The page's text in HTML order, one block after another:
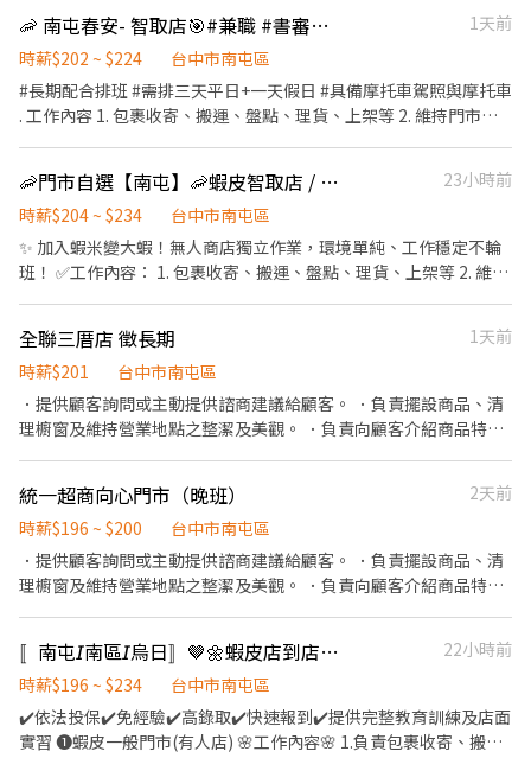
🦐 南屯春安- 智取店🎯#兼職 #書審即上工 #新手友善! - 台中
1天前
時薪$202 ~ $224
台中市南屯區
#長期配合排班 #需排三天平日+一天假日 #具備摩托車駕照與摩托車
. 工作內容 1. 包裹收寄、搬運、盤點、理貨、上架等 2. 維持門市作
(晚班)兼職人員每日工作門店會分在1-3間門市排班 (多數區域為2間
以內) 4. 須配合蝦皮店到店工作內容調整 5. 偶爾須配合鄰近有人店
門市支援 . 班別：免輪班，選擇一個班別應徵。 🟢早班時間：
0700-1100/0730-1130/0800-1200/0830-1230 (早班彈性7:00-
額外津貼，視情況延長) ▶晚班時薪 $224H (內含晚班額外津貼，視
情況延長) ▶發薪日為隔月15號 ▶只能薪轉本人帳戶，無法領現 ▶
提供完整線上或實體教育訓練及實體店面實習考核，皆有計薪 . 教育
訓練(線上上課，有薪水) >>一定要參加 下午場：14:00~17:00、晚
上場：18:00~21:00 ▶時間都有可能會因貨物量多與少做調整 .
🦐門市自選【南屯】🦐蝦皮智取店 / 免經驗、快速報到 💰時薪 204-234
23小時前
時薪$204 ~ $234
台中市南屯區
✨ 加入蝦米變大蝦！無人商店獨立作業，環境單純、工作穩定不輪
班！ ✅工作內容： 1. 包裹收寄、搬運、盤點、理貨、上架等 2. 維持
門市支援 🌙🌙夜班說明🌙🌙 工作型態：為每日跑點約3–10家門市，
跑點距離約16km內 需可配合(早班/晚班)擇一於門市安排受訓 🔔需
有機車&駕照🔔 ⸻ ✅工作時間： 🔹早班：07:00-12:00、07:30-
12:30、08:00-13:00、08:30-13:30 🔹晚班：17:30-22:30、17:30-
🔹假日早班：07:00-12:00 🔹假日晚班：17:30-23:30 (上班時數為
2~6小時，一個月至少6天，依實際情況而定) ⸻ ✅工作待遇：
日班時薪=$204 晚班另有獎金+20=時薪$224 夜班另有獎金+40=時
薪$234 ━━━━━━━━━━━━━ 📍 【熱門開缺地點】台中市
大里、大雅、太平、北屯、北區、西屯、西區、東區、南屯、南
區、潭子、豐原 ━━━━━━━━━━━━ 📩 【火速卡位應徵流
程】 ➊ 點擊填寫廠商制式履歷（1分鐘完成，快速安排送審）： 👉
https://reurl.cc/Wbek79 🔒 【隱私防線】個資僅供廠商審核，敏感
欄位（身分證/詳細地址）錄取前皆可先不填！ ➋加入留言： 👉
https://lin.ee/OBnhVN5 私訊留下 ⌜姓名+電話 +應徵蝦皮門市人
員」💥
全聯三厝店 徵長期
1天前
時薪$201
台中市南屯區
．提供顧客詢問或主動提供諮商建議給顧客。 ．負責擺設商品、清
理櫥窗及維持營業地點之整潔及美觀。 ．負責向顧客介紹商品特
束營業前，統計銷售情形、盤點貨品存量及撰寫當日業務報表。
統一超商向心門市（晚班）
2天前
時薪$196 ~ $200
台中市南屯區
．提供顧客詢問或主動提供諮商建議給顧客。 ．負責擺設商品、清
理櫥窗及維持營業地點之整潔及美觀。 ．負責向顧客介紹商品特
束營業前，統計銷售情形、盤點貨品存量及撰寫當日業務報表。
〚南屯𝘐南區𝘐烏日〛🤎🌼蝦皮店到店┃智取店門市🥈免經驗🫧火速報到🔥
22小時前
時薪$196 ~ $234
台中市南屯區
✔️依法投保✔️免經驗✔️高錄取✔️快速報到✔️提供完整教育訓練及店面
實習 ❶蝦皮一般門市(有人店) 🌸工作內容🌸 1.負責包裹收寄、搬